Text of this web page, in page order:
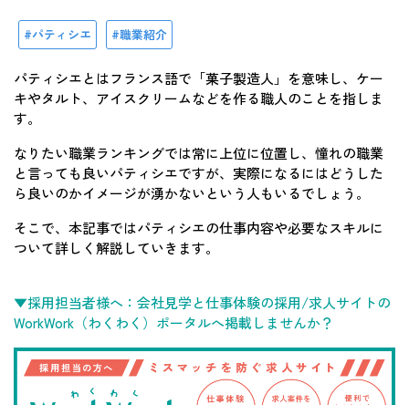
パティシエ 職業紹介
パティシエとはフランス語で「菓子製造人」を意味し、ケー
キやタルト、アイスクリームなどを作る職人のことを指しま
す。
なりたい職業ランキングでは常に上位に位置し、憧れの職業
と言っても良いパティシエですが、実際になるにはどうした
ら良いのかイメージが湧かないという人もいるでしょう。
そこで、本記事ではパティシエの仕事内容や必要なスキルに
ついて詳しく解説していきます。
▼採用担当者様へ：会社見学と仕事体験の採用/求人サイトの
WorkWork（わくわく）ポータルへ掲載しませんか？